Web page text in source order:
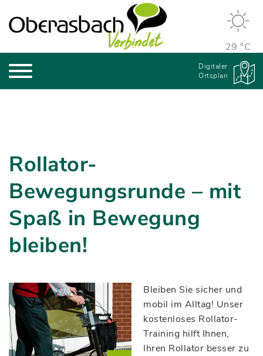
29 °C
Digitaler
Ortsplan
Rollator-
Bewegungsrunde – mit
Spaß in Bewegung
bleiben!
Bleiben Sie sicher und
mobil im Alltag! Unser
kostenloses Rollator-
Training hilft Ihnen,
Ihren Rollator besser zu